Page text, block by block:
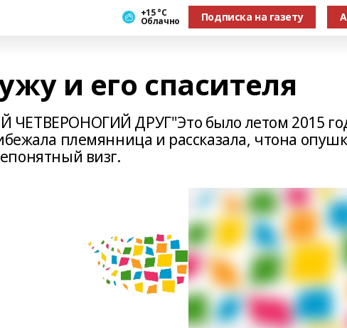
+15 °С
Облачно Подписка на газету
и его спасителя
ДРУГ"Это было летом 2015
племянница и рассказала, чтона
визг.